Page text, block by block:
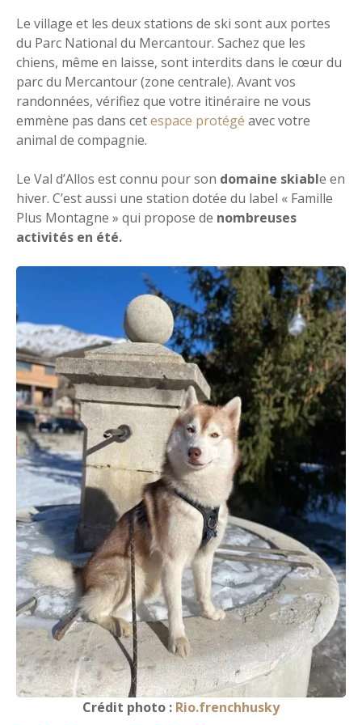
Le village et les deux stations de ski sont aux portes
du Parc National du Mercantour. Sachez que les
chiens, même en laisse, sont interdits dans le cœur du
parc du Mercantour (zone centrale). Avant vos
randonnées, vérifiez que votre itinéraire ne vous
emmène pas dans cetespace protégé avec votre
animal de compagnie.
Le Val d’Allos est connu pour son domaine skiable en
hiver. C’est aussi une station dotée du label « Famille
Plus Montagne » qui propose de nombreuses
activités en été.
Crédit photo : Rio.frenchhusky